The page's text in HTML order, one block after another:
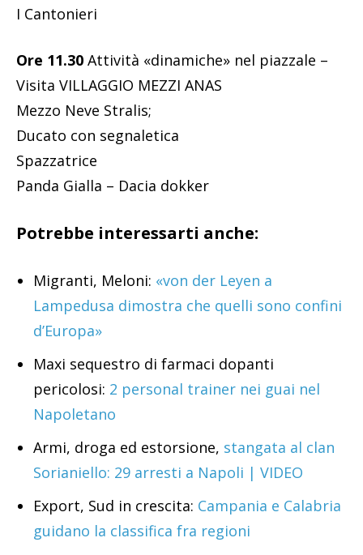
I Cantonieri
Ore 11.30 Attività «dinamiche» nel piazzale –
Visita VILLAGGIO MEZZI ANAS
Mezzo Neve Stralis;
Ducato con segnaletica
Spazzatrice
Panda Gialla – Dacia dokker
Potrebbe interessarti anche:
Migranti, Meloni: «von der Leyen a
Lampedusa dimostra che quelli sono confini
d’Europa»
Maxi sequestro di farmaci dopanti
pericolosi: 2 personal trainer nei guai nel
Napoletano
Armi, droga ed estorsione, stangata al clan
Sorianiello: 29 arresti a Napoli | VIDEO
Export, Sud in crescita: Campania e Calabria
guidano la classifica fra regioni